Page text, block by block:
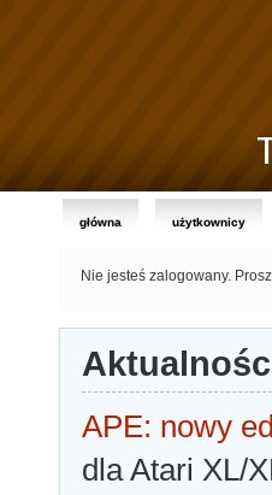
główna użytkownicy
Nie jesteś zalogowany.
APE: nowy
dla Atari XL/